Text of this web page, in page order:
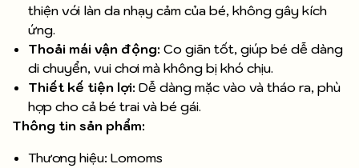
thiện với làn da nhạy cảm của bé, không gây kích
ứng.
Thoải mái vận động: Co giãn tốt, giúp bé dễ dàng
di chuyển, vui chơi mà không bị khó chịu.
Thiết kế tiện lợi: Dễ dàng mặc vào và tháo ra, phù
hợp cho cả bé trai và bé gái.
Thông tin sản phẩm:
Thương hiệu: Lomoms